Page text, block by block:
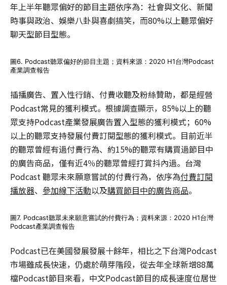
年上半年聽眾偏好的節目主題依序為：社會與文化、新聞
時事與政治、娛樂八卦與喜劇搞笑，而80%以上聽眾偏好
聊天型節目型態。
圖6. Podcast聽眾偏好的節目主題；資料來源：2020 H1台灣Podcast
產業調查報告
插播廣告、置入性行銷、付費收聽及粉絲贊助，都是經營
Podcast常見的獲利模式。根據調查顯示，85%以上的聽
眾支持Podcast產業發展廣告置入型態的獲利模式；60%
以上的聽眾支持發展付費訂閱型態的獲利模式。目前近半
的聽眾曾經有過付費行為、約15%的聽眾有購買過節目中
的廣告商品，僅有近4％的聽眾曾經打賞抖內過。台灣
Podcast 聽眾未來願意嘗試的付費行為，依序為付費訂閱
播放器、 參加線下活動以及購買節目中的廣告商品。
圖7. Podcast聽眾未來願意嘗試的付費行為；資料來源：2020 H1台灣
Podcast產業調查報告
Podcast已在美國發展發展十餘年，相比之下台灣Podcast
市場雖成長快速，仍處於萌芽階段，從去年全球新增88萬
檔Podcast節目來看，中文Podcast節目的成長速度位居世